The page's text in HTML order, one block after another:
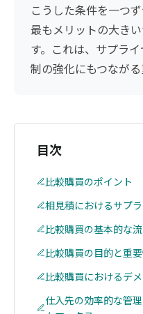
こうした条件を一つ
最もメリットの大き
す。これは、サプラ
制の強化にもつながる
目次
比較購買のポイント
相見積におけるサプ
比較購買の基本的な
比較購買の目的と重
比較購買におけるデ
仕入先の効率的な管